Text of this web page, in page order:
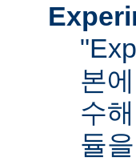
본
수
듈